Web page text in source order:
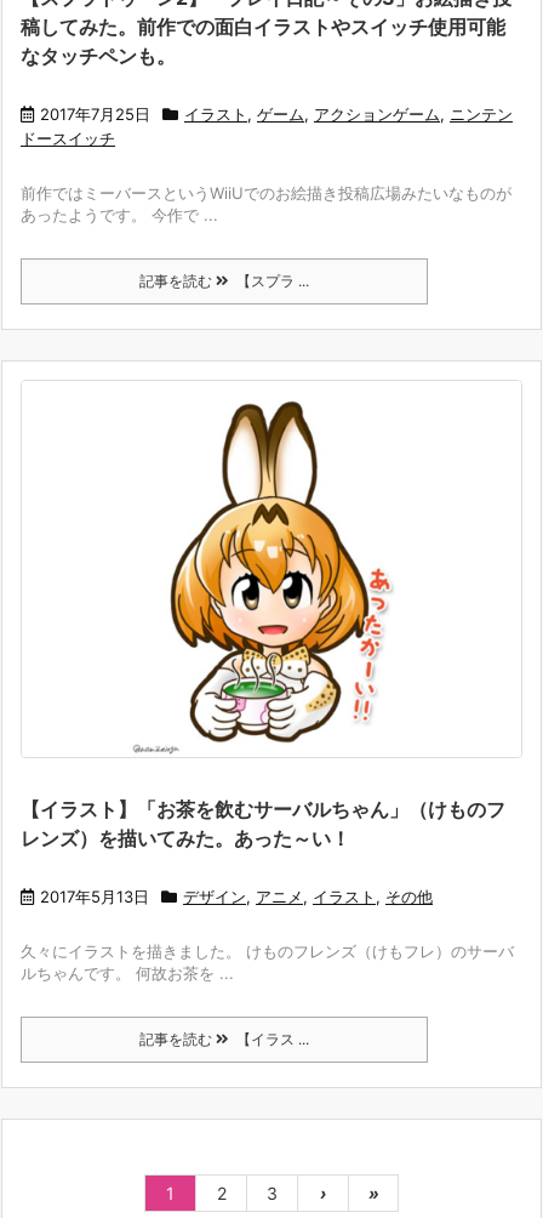
稿してみた。前作での面白イラストやスイッチ使用可能
なタッチペンも。
2017年7月25日 イラスト , ゲーム, アクションゲーム, ニンテン
ドースイッチ
前作ではミーバースというWiiUでのお絵描き投稿広場みたいなものが
あったようです。 今作で ...
記事を読む 【スプラ ...
【イラスト】「お茶を飲むサーバルちゃん」（けものフ
レンズ）を描いてみた。あった～い！
2017年5月13日 デザイン, アニメ, イラスト , その他
久々にイラストを描きました。 けものフレンズ（けもフレ）のサーバ
ルちゃんです。 何故お茶を ...
記事を読む 【イラス ...
1 2 3 › »